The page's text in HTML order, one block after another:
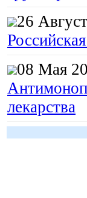
26
08 Мая
лекарства